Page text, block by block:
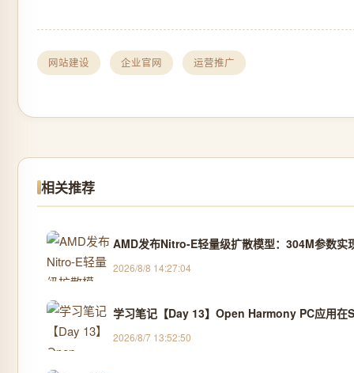
网站建设 企业官网 运营推广
相关推荐
AMD发布Nitro-E轻量级扩散模型：304M参数实
2026/8/8 14:27:04
学习笔记【Day 13】Open Harmony PC应用在
2026/8/7 13:52:50